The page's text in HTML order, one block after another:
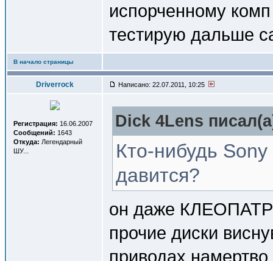
испорченному
тестирую дальше
В начало страницы
Driverrock Написано: 22.07.2011, 10:25
Регистрация: 16.06.2007
Сообщений: 1643
Откуда: Легендарный
ШУ...
Dick 4Lens
Кто-нибудь
давится?
он даже
прочие диски
приводах